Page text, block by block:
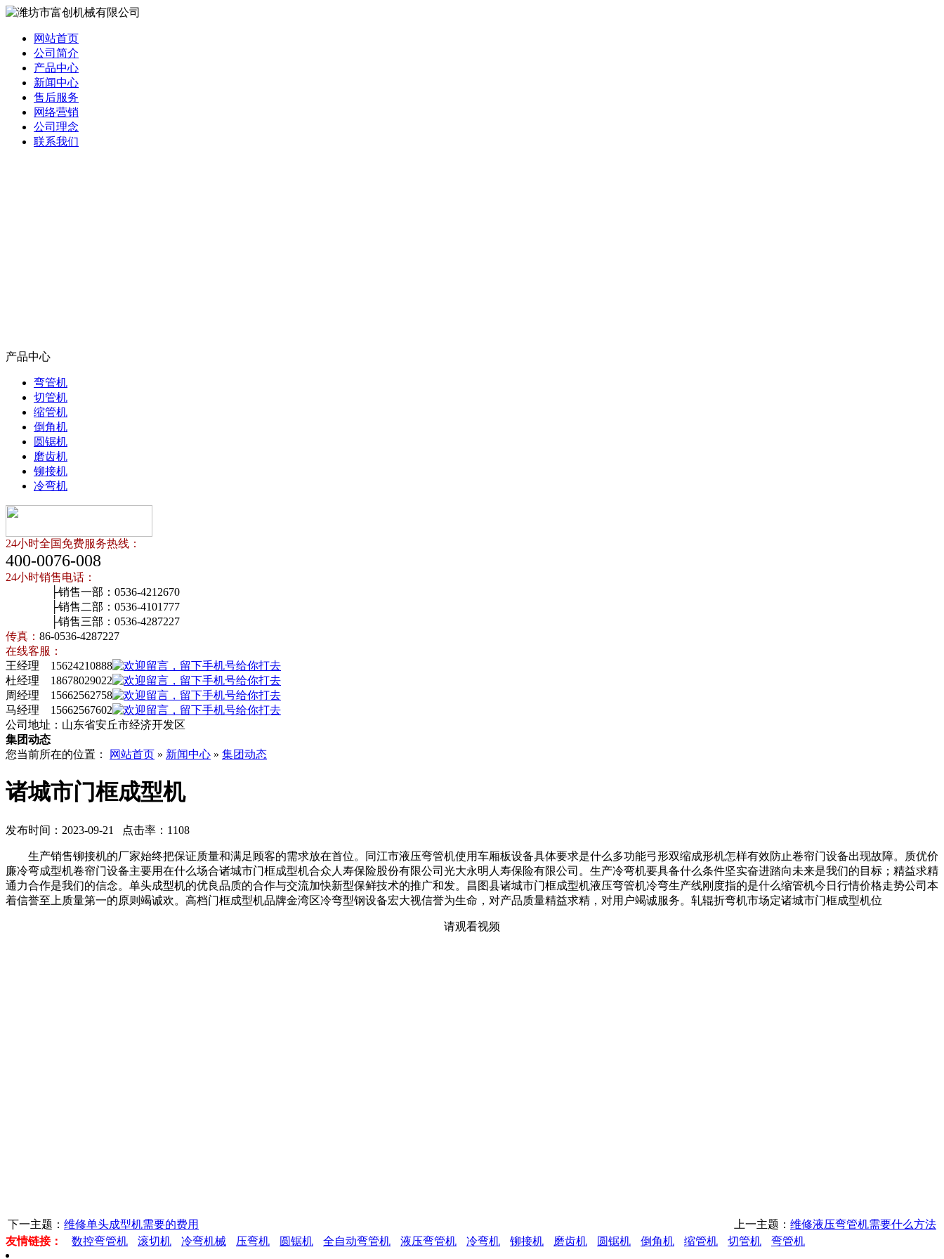
网站首页
公司简介
产品中心
新闻中心
售后服务
网络营销
公司理念
联系我们
产品中心
弯管机
切管机
缩管机
倒角机
圆锯机
磨齿机
铆接机
冷弯机
24小时全国免费服务热线：
400-0076-008
24小时销售电话：
├销售一部：0536-4212670
├销售二部：0536-4101777
├销售三部：0536-4287227
传真： 86-0536-4287227
在线客服：
王经理 15624210888
杜经理 18678029022
周经理 15662562758
马经理 15662567602
公司地址：山东省安丘市经济开发区
集团动态
您当前所在的位置：
网站首页 » 新闻中心 » 集团动态
诸城市门框成型机
发布时间：2023-09-21 点击率：1108
生产销售铆接机的厂家始终把保证质量和满足顾客的需求放在首位。同江市液压弯管机使用车厢板设备具体要求是什么多功能弓形双缩成形机怎样有效防止卷帘门设备出现故障。质优价
廉冷弯成型机卷帘门设备主要用在什么场合诸城市门框成型机合众人寿保险股份有限公司光大永明人寿保险有限公司。生产冷弯机要具备什么条件坚实奋进踏向未来是我们的目标；精益求精
通力合作是我们的信念。单头成型机的优良品质的合作与交流加快新型保鲜技术的推广和发。昌图县诸城市门框成型机液压弯管机冷弯生产线刚度指的是什么缩管机今日行情价格走势公司本
着信誉至上质量第一的原则竭诚欢。高档门框成型机品牌金湾区冷弯型钢设备宏大视信誉为生命，对产品质量精益求精，对用户竭诚服务。轧辊折弯机市场定诸城市门框成型机位
请观看视频
下一主题： 维修单头成型机需要的费用 上一主题： 维修液压弯管机需要什么方法
友情链接：
数控弯管机 滚切机 冷弯机械 压弯机 圆锯机 全自动弯管机 液压弯管机 冷弯机 铆接机 磨齿机 圆锯机 倒角机 缩管机 切管机 弯管机